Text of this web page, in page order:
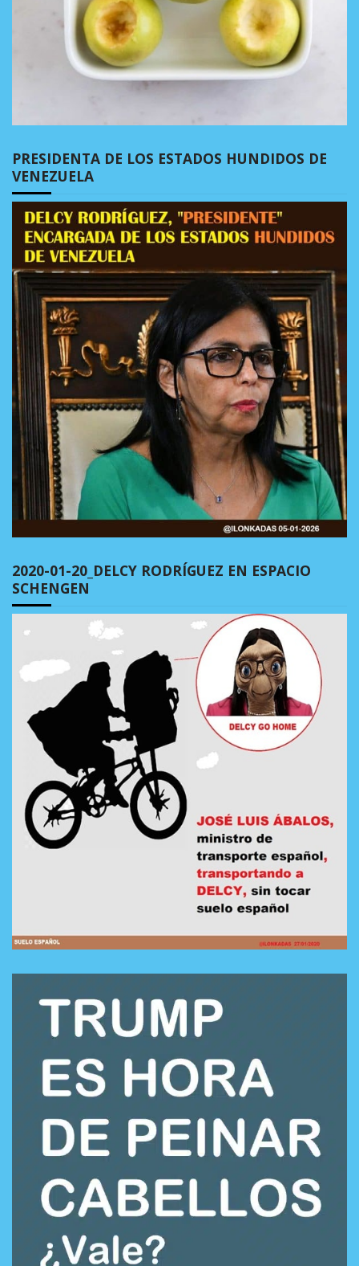
PRESIDENTA DE LOS ESTADOS HUNDIDOS DE
VENEZUELA
2020-01-20_DELCY RODRÍGUEZ EN ESPACIO
SCHENGEN